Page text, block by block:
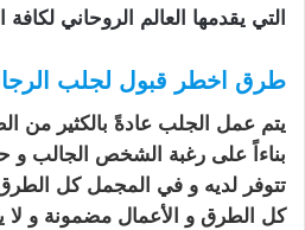
التي يقدمها العالم الروحاني
طرق اخطر قبول لجلب
يتم عمل الجلب عادةً بالكثير من
بناءاً على رغبة الشخص الجالب و
تتوفر لديه و في المجمل كل
كل الطرق و الأعمال مضمونة و لا